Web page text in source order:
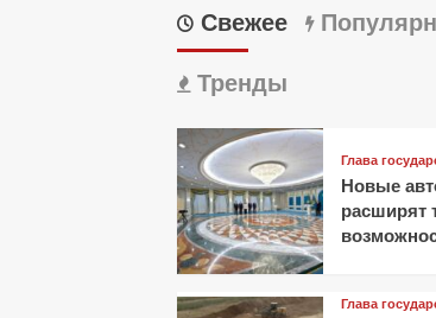
Свежее
Тренды
Глава
Новые
расширят
Глава